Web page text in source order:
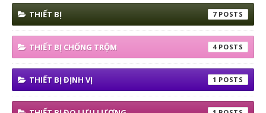
THIẾT BỊ 7
THIẾT BỊ CHỐNG TRỘM 4
THIẾT BỊ ĐỊNH VỊ 1